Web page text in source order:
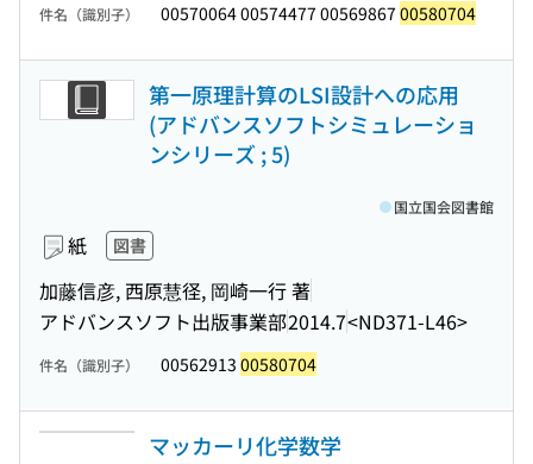
件名（識別子） 00570064 00574477 00569867 00580704
第一原理計算のLSI設計への応用
(アドバンスソフトシミュレーショ
ンシリーズ ; 5)
紙 図書
加藤信彦, 西原慧径, 岡崎一行 著
アドバンスソフト出版事業部2014.7<ND371-L46>
国立国会図書館
件名（識別子） 00562913 00580704
マッカーリ化学数学